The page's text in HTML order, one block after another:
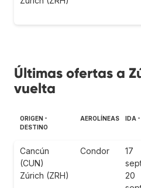
Últimas ofertas a
vuelta
ORIGEN -
DESTINO
AEROLÍNEAS IDA -
Cancún
(CUN)
Zúrich (ZRH)
Condor
17
20